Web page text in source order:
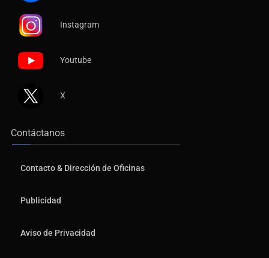
Instagram
Youtube
X
Contáctanos
Contacto & Dirección de Oficinas
Publicidad
Aviso de Privacidad